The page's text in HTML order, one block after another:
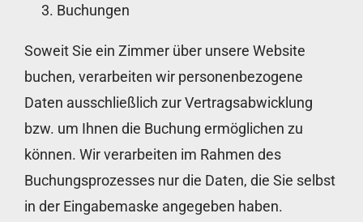
Buchungen
Soweit Sie ein Zimmer über unsere Website
buchen, verarbeiten wir personenbezogene
Daten ausschließlich zur Vertragsabwicklung
bzw. um Ihnen die Buchung ermöglichen zu
können. Wir verarbeiten im Rahmen des
Buchungsprozesses nur die Daten, die Sie selbst
in der Eingabemaske angegeben haben.